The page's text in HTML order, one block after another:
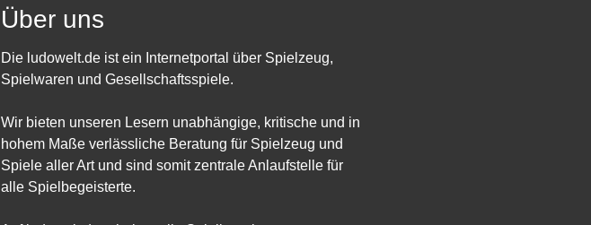
Über uns
Die ludowelt.de ist ein Internetportal über Spielzeug,
Spielwaren und Gesellschaftsspiele.
Wir bieten unseren Lesern unabhängige, kritische und in
hohem Maße verlässliche Beratung für Spielzeug und
Spiele aller Art und sind somit zentrale Anlaufstelle für
alle Spielbegeisterte.